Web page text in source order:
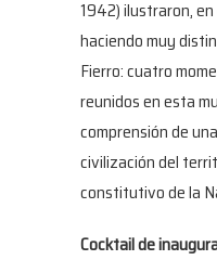
1942) ilustraron,
haciendo muy
Fierro: cuatro
reunidos en esta
comprensión de
civilización del
constitutivo de la
Cocktail de